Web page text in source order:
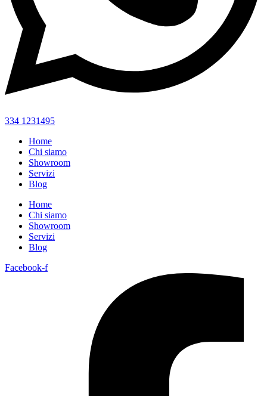
334 1231495
Home
Chi siamo
Showroom
Servizi
Blog
Home
Chi siamo
Showroom
Servizi
Blog
Facebook-f